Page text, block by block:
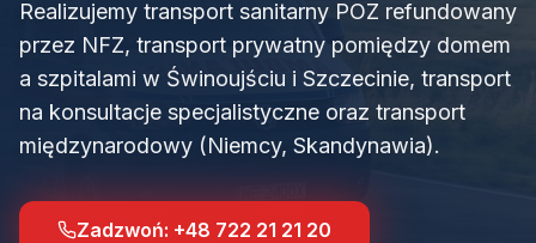
Realizujemy transport sanitarny POZ refundowany
przez NFZ, transport prywatny pomiędzy domem
a szpitalami w Świnoujściu i Szczecinie, transport
na konsultacje specjalistyczne oraz transport
międzynarodowy (Niemcy, Skandynawia).
Zadzwoń: +48 722 21 21 20